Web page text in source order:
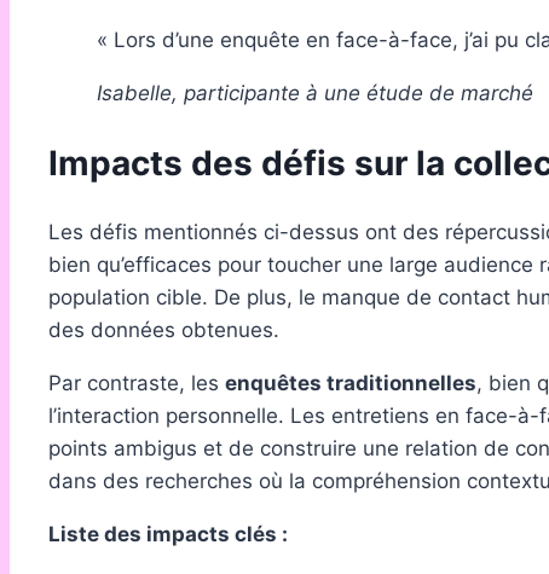
« Lors d’une enquête en face-à-face, j’ai pu
Isabelle, participante à une étude de marché
Impacts des défis sur la
Les défis mentionnés ci-dessus ont des
bien qu’efficaces pour toucher une large
population cible. De plus, le manque de contact
des données obtenues.
Par contraste, les enquêtes traditionnelles, bien
l’interaction personnelle. Les entretiens en face-à-
points ambigus et de construire une relation de
dans des recherches où la compréhension
Liste des impacts clés :